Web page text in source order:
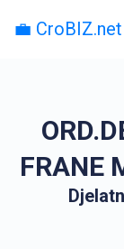
💼 CroBIZ.net
FRANE